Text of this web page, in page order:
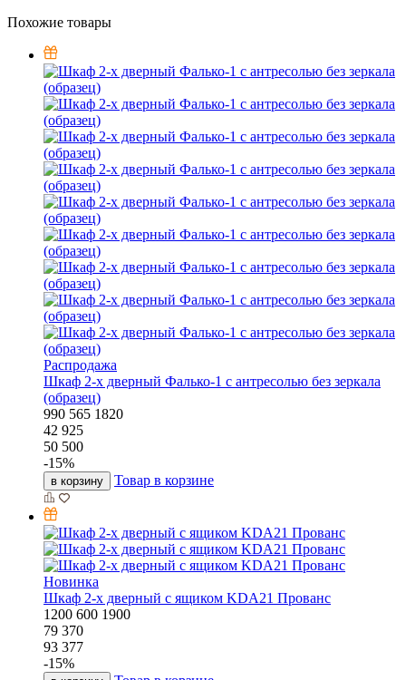
Похожие товары
Распродажа
Шкаф 2-х дверный Фалько-1 с антресолью без зеркала
(образец)
990 565 1820
42 925
50 500
-15%
в корзину Товар в корзине
Новинка
Шкаф 2-х дверный с ящиком KDA21 Прованс
1200 600 1900
79 370
93 377
-15%